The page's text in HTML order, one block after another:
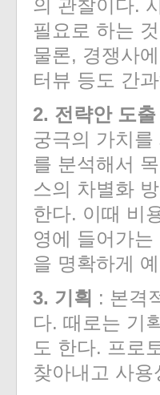
의 관찰이다.
필요로 하는
물론, 경쟁사
터뷰 등도 간
2. 전략안 도출
궁극의 가치
를 분석해서
스의 차별화
한다. 이때 비
영에 들어가
을 명확하게
3. 기획 : 본격
다. 때로는 기
도 한다. 프로
찾아내고 사